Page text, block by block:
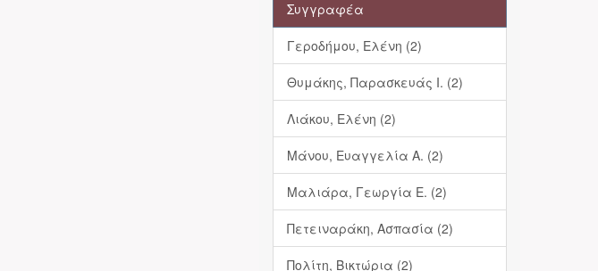
Συγγραφέα
Γεροδήμου, Ελένη (2)
Θυμάκης, Παρασκευάς Ι. (2)
Λιάκου, Ελένη (2)
Μάνου, Ευαγγελία Α. (2)
Μαλιάρα, Γεωργία Ε. (2)
Πετειναράκη, Ασπασία (2)
Πολίτη, Βικτώρια (2)